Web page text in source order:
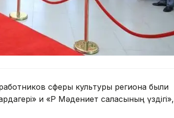
сферы культуры региона были
и «ҚР Мәдениет саласының үздігі»,